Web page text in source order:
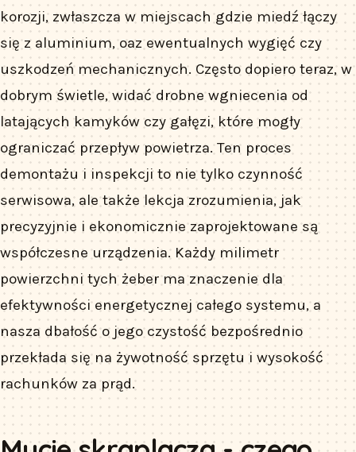
korozji, zwłaszcza w miejscach gdzie miedź łączy
się z aluminium, oaz ewentualnych wygięć czy
uszkodzeń mechanicznych. Często dopiero teraz, w
dobrym świetle, widać drobne wgniecenia od
latających kamyków czy gałęzi, które mogły
ograniczać przepływ powietrza. Ten proces
demontażu i inspekcji to nie tylko czynność
serwisowa, ale także lekcja zrozumienia, jak
precyzyjnie i ekonomicznie zaprojektowane są
współczesne urządzenia. Każdy milimetr
powierzchni tych żeber ma znaczenie dla
efektywności energetycznej całego systemu, a
nasza dbałość o jego czystość bezpośrednio
przekłada się na żywotność sprzętu i wysokość
rachunków za prąd.